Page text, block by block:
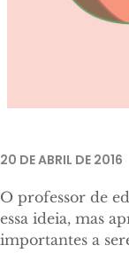
20 DE ABRIL DE 2016
O professor de
essa ideia, mas
importantes a